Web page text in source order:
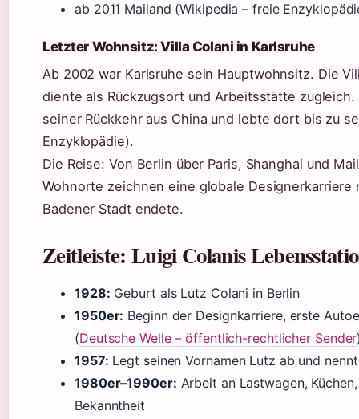
ab 2011 Mailand (Wikipedia – freie
Letzter Wohnsitz: Villa Colani in Karlsruhe
Ab 2002 war Karlsruhe sein Hauptwohnsitz. Die
diente als Rückzugsort und Arbeitsstätte
seiner Rückkehr aus China und lebte dort bis zu
Enzyklopädie).
Die Reise: Von Berlin über Paris, Shanghai und
Wohnorte zeichnen eine globale Designerkarriere
Badener Stadt endete.
Zeitleiste: Luigi Colanis
1928: Geburt als Lutz Colani in Berlin
1950er: Beginn der Designkarriere, erste
(Deutsche Welle – öffentlich-rechtlicher Sender
1957: Legt seinen Vornamen Lutz ab und
1980er–1990er: Arbeit an Lastwagen,
Bekanntheit